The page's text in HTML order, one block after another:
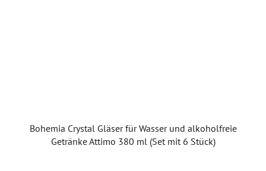
Bohemia Crystal Gläser für Wasser und alkoholfreie
Getränke Attimo 380 ml (Set mit 6 Stück)